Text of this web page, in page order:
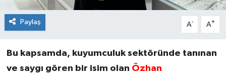
Paylaş A- A+
Bu kapsamda, kuyumculuk sektöründe tanınan
ve saygı gören bir isim olan Özhan